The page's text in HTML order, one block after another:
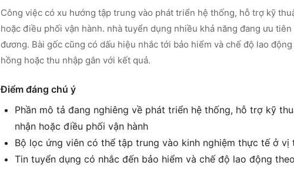
Công việc có xu hướng tập trung vào phát triển hệ thống, hỗ trợ kỹ
hoặc điều phối vận hành. nhà tuyển dụng nhiều khả năng đang ưu
đương. Bài gốc cũng có dấu hiệu nhắc tới bảo hiểm và chế độ lao
hồng hoặc thu nhập gắn với kết quả.
Điểm đáng chú ý
Phần mô tả đang nghiêng về phát triển hệ thống, hỗ trợ kỹ
nhận hoặc điều phối vận hành
Bộ lọc ứng viên có thể tập trung vào kinh nghiệm thực tế ở
Tin tuyển dụng có nhắc đến bảo hiểm và chế độ lao động